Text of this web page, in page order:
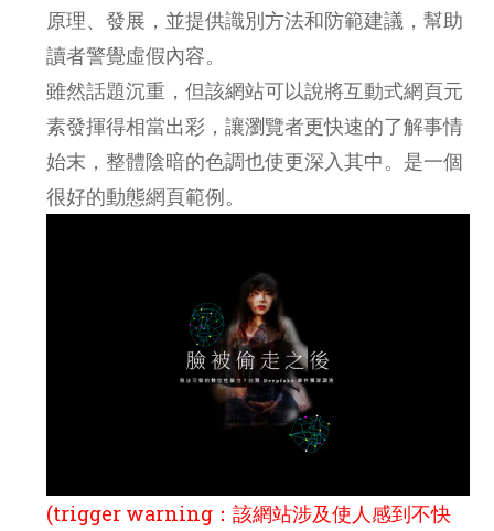
原理、發展，並提供識別方法和防範建議，幫助
讀者警覺虛假內容。
雖然話題沉重，但該網站可以說將互動式網頁元
素發揮得相當出彩，讓瀏覽者更快速的了解事情
始末，整體陰暗的色調也使更深入其中。是一個
很好的動態網頁範例。
(trigger warning：該網站涉及使人感到不快